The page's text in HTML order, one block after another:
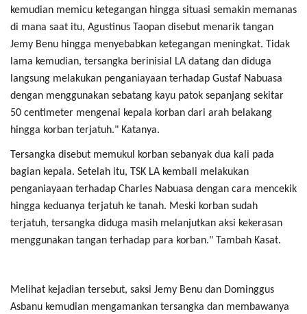
kemudian memicu ketegangan hingga situasi semakin memanas
di mana saat itu, Agustinus Taopan disebut menarik tangan
Jemy Benu hingga menyebabkan ketegangan meningkat. Tidak
lama kemudian, tersangka berinisial LA datang dan diduga
langsung melakukan penganiayaan terhadap Gustaf Nabuasa
dengan menggunakan sebatang kayu patok sepanjang sekitar
50 centimeter mengenai kepala korban dari arah belakang
hingga korban terjatuh." Katanya.
Tersangka disebut memukul korban sebanyak dua kali pada
bagian kepala. Setelah itu, TSK LA kembali melakukan
penganiayaan terhadap Charles Nabuasa dengan cara mencekik
hingga keduanya terjatuh ke tanah. Meski korban sudah
terjatuh, tersangka diduga masih melanjutkan aksi kekerasan
menggunakan tangan terhadap para korban." Tambah Kasat.
Melihat kejadian tersebut, saksi Jemy Benu dan Dominggus
Asbanu kemudian mengamankan tersangka dan membawanya